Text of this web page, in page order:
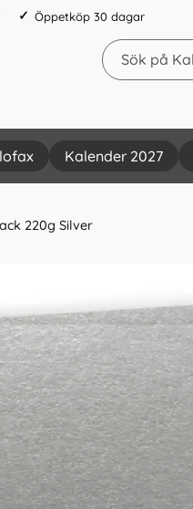
Öppetköp 30 dagar
Kalender 2027
220g Silver